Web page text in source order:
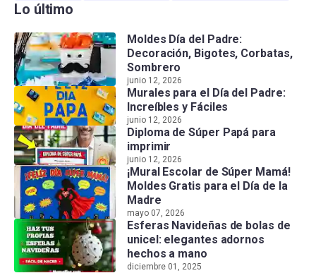
Lo último
Moldes Día del Padre:
Decoración, Bigotes, Corbatas,
Sombrero
junio 12, 2026
Murales para el Día del Padre:
Increíbles y Fáciles
junio 12, 2026
Diploma de Súper Papá para
imprimir
junio 12, 2026
¡Mural Escolar de Súper Mamá!
Moldes Gratis para el Día de la
Madre
mayo 07, 2026
Esferas Navideñas de bolas de
unicel: elegantes adornos
hechos a mano
diciembre 01, 2025